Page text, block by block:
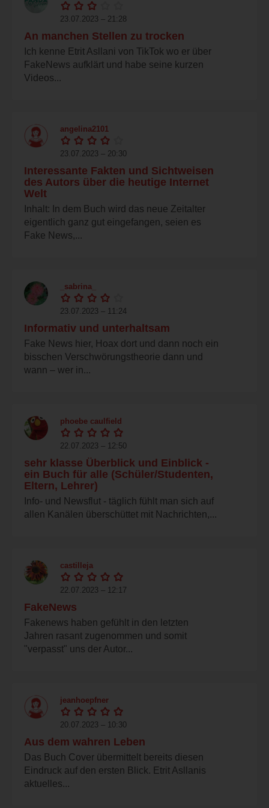
23.07.2023 – 21:28
An manchen Stellen zu trocken
Ich kenne Etrit Asllani von TikTok wo er über
FakeNews aufklärt und habe seine kurzen
Videos...
angelina2101
23.07.2023 – 20:30
Interessante Fakten und Sichtweisen
des Autors über die heutige Internet
Welt
Inhalt: In dem Buch wird das neue Zeitalter
eigentlich ganz gut eingefangen, seien es
Fake News,...
_sabrina_
23.07.2023 – 11:24
Informativ und unterhaltsam
Fake News hier, Hoax dort und dann noch ein
bisschen Verschwörungstheorie dann und
wann – wer in...
phoebe caulfield
22.07.2023 – 12:50
sehr klasse Überblick und Einblick -
ein Buch für alle (Schüler/Studenten,
Eltern, Lehrer)
Info- und Newsflut - täglich fühlt man sich auf
allen Kanälen überschüttet mit Nachrichten,...
castilleja
22.07.2023 – 12:17
FakeNews
Fakenews haben gefühlt in den letzten
Jahren rasant zugenommen und somit
"verpasst" uns der Autor...
jeanhoepfner
20.07.2023 – 10:30
Aus dem wahren Leben
Das Buch Cover übermittelt bereits diesen
Eindruck auf den ersten Blick. Etrit Asllanis
aktuelles...